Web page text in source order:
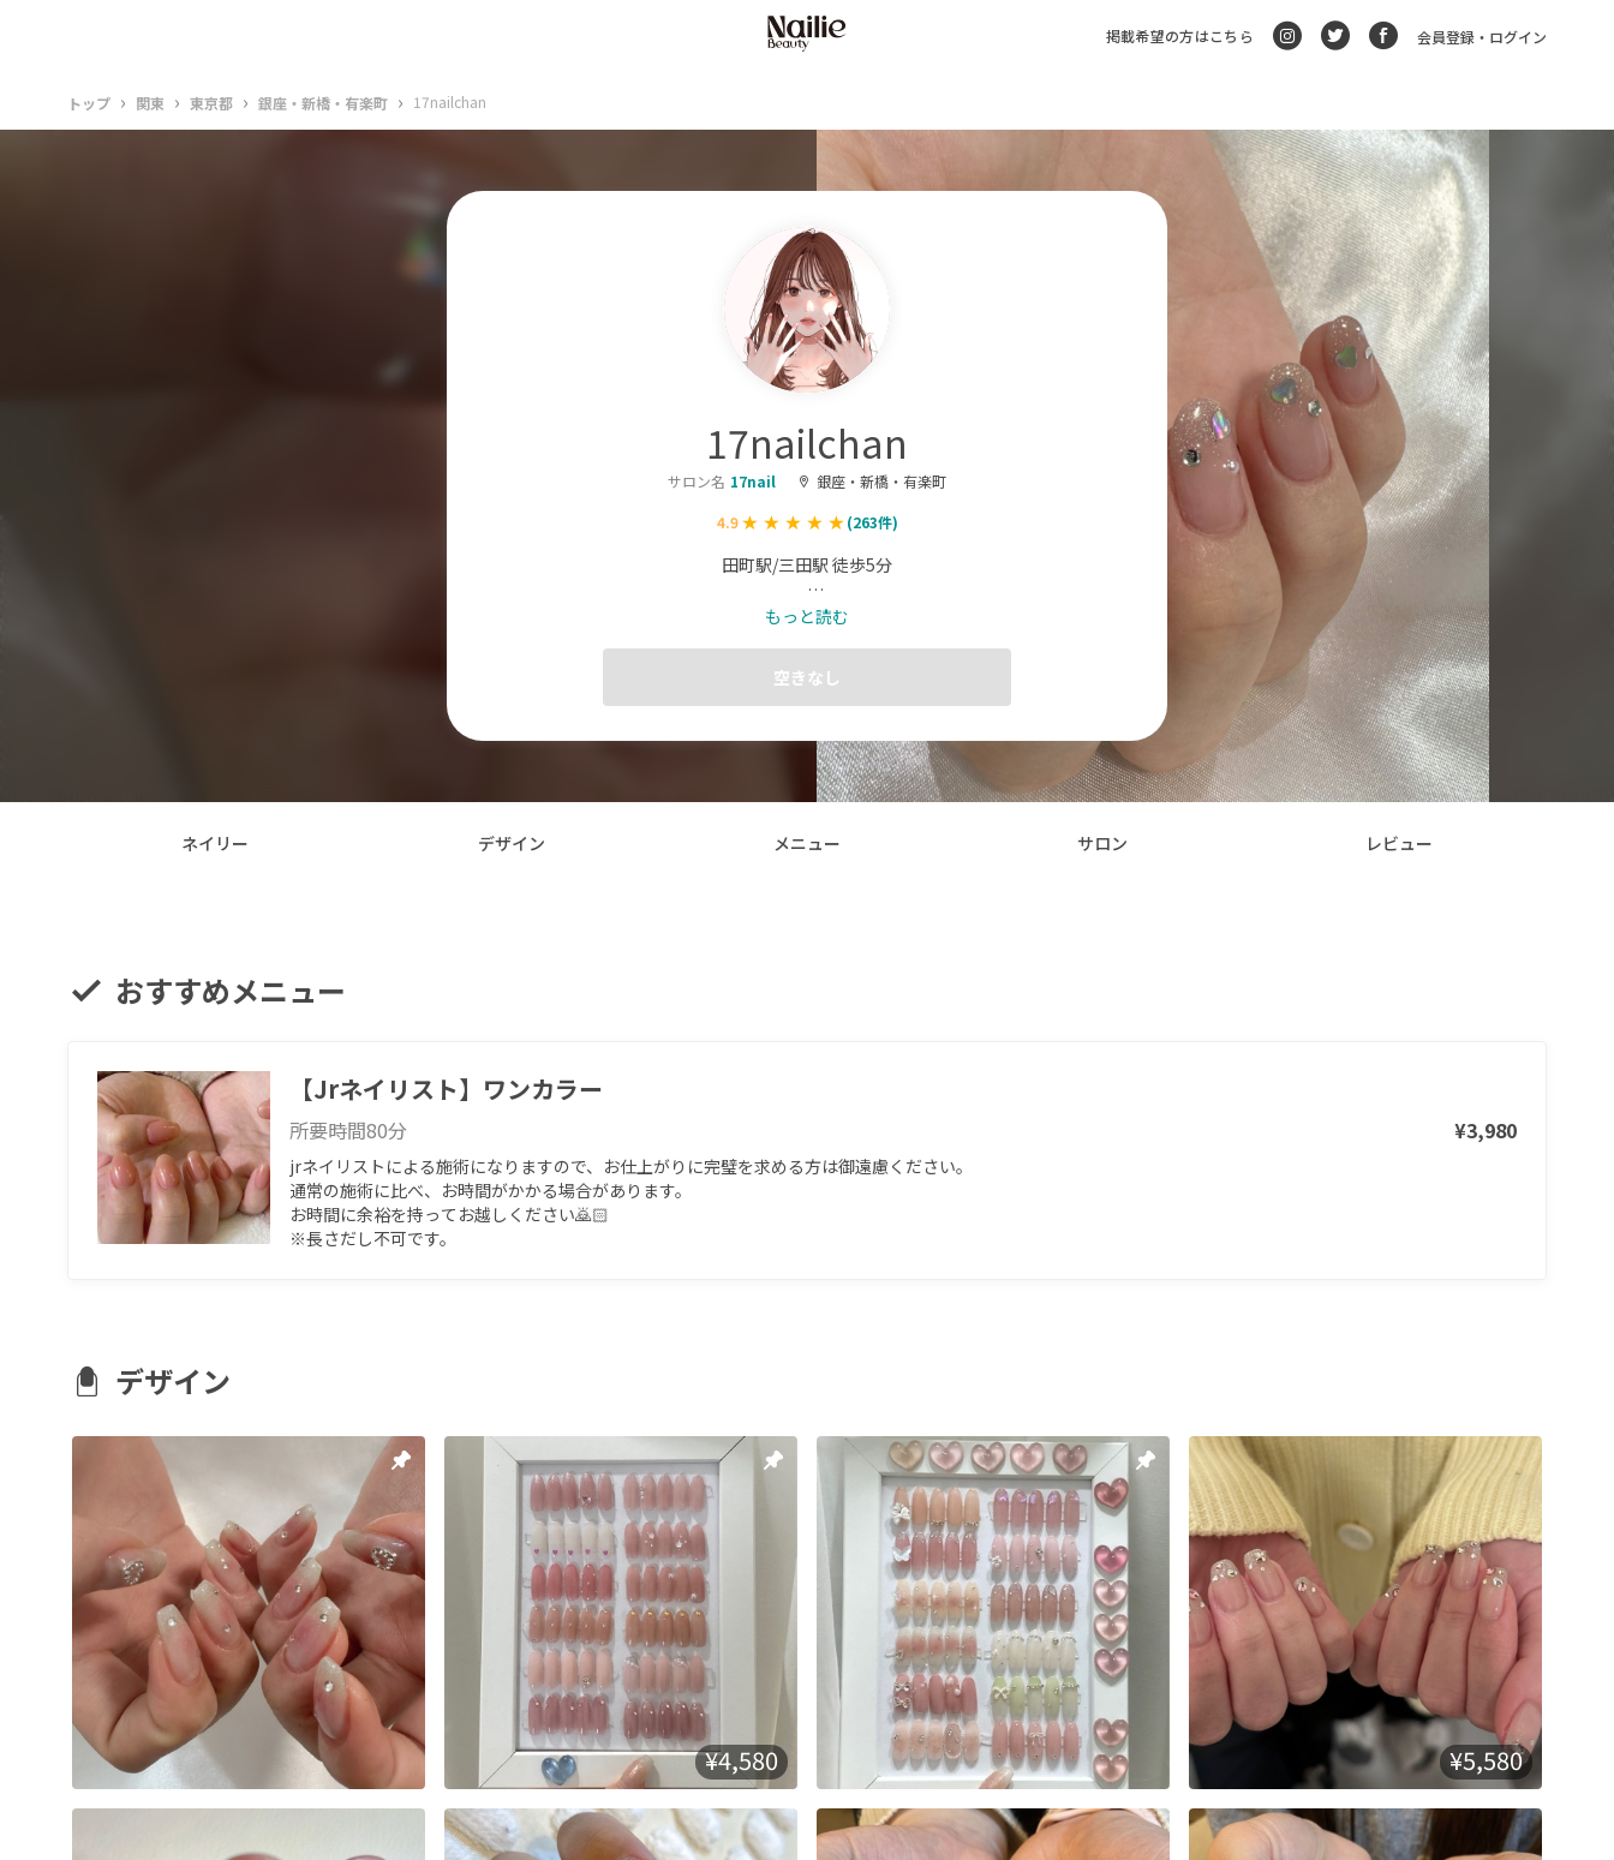
掲載希望の方はこちら 会員登録・ログイン
トップ › 関東 › 東京都 › 銀座・新橋・有楽町 › 17nailchan
17nailchan
サロン名 17nail
銀座・新橋・有楽町
4.9
(263件)
田町駅/三田駅 徒歩5分
jrネイリストのご予約を募集してます💅🏻♡
♡営業時間 12.00~21.00（最終受付19.30）
もっと読む
空きなし
ネイリー デザイン メニュー サロン レビュー
おすすめメニュー
【Jrネイリスト】ワンカラー
所要時間80分 ¥3,980
jrネイリストによる施術になりますので、お仕上がりに完璧を求める方は御遠慮ください。
通常の施術に比べ、お時間がかかる場合があります。
お時間に余裕を持ってお越しください🙇🏻
※長さだし不可です。
デザイン
¥4,580 ¥5,580